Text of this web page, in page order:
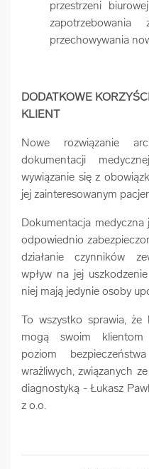
przestrzeni
zapotrzebowania
przechowywania
DODATKOWE
KLIENT
Nowe rozwiązanie
dokumentacji
wywiązanie się z
jej zainteresowanym
Dokumentacja
odpowiednio
działanie czynników
wpływ na jej
niej mają jedynie osoby
To wszystko sprawia,
mogą swoim klientom
poziom
wrażliwych, związanych
diagnostyką - Łukasz
z o.o.